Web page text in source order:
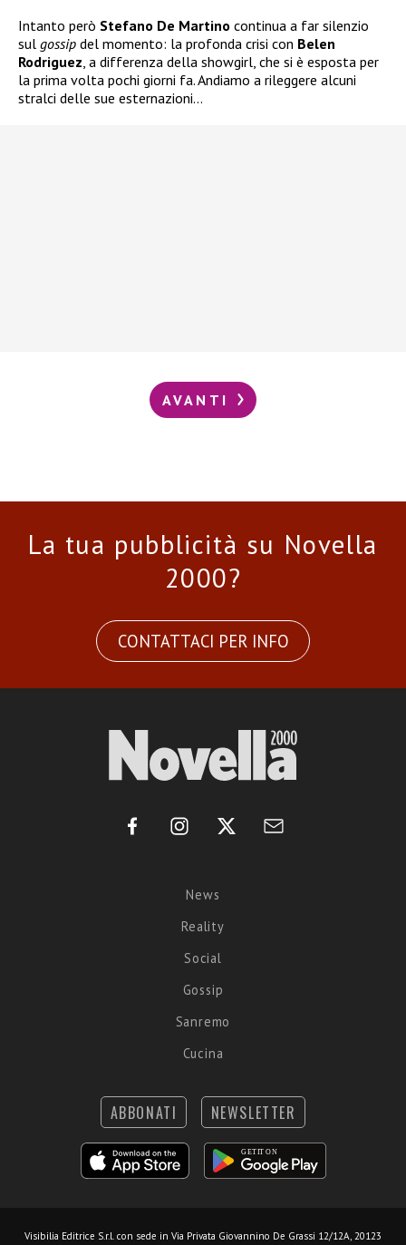
Intanto però Stefano De Martino continua a far silenzio
sul gossip del momento: la profonda crisi con Belen
Rodriguez, a differenza della showgirl, che si è esposta per
la prima volta pochi giorni fa. Andiamo a rileggere alcuni
stralci delle sue esternazioni…
AVANTI
La tua pubblicità su Novella
2000?
CONTATTACI PER INFO
News
Reality
Social
Gossip
Sanremo
Cucina
ABBONATI NEWSLETTER
Visibilia Editrice S.r.l. con sede in Via Privata Giovannino De Grassi 12/12A, 20123